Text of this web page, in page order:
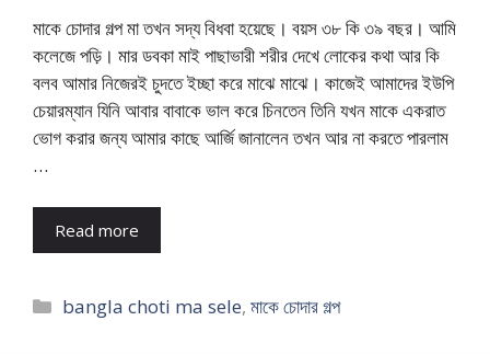
মাকে চোদার গল্প মা তখন সদ্য বিধবা হয়েছে। বয়স ৩৮ কি ৩৯ বছর। আমি
কলেজে পড়ি। মার ডবকা মাই পাছাভারী শরীর দেখে লোকের কথা আর কি
বলব আমার নিজেরই চুদতে ইচ্ছা করে মাঝে মাঝে। কাজেই আমাদের ইউপি
চেয়ারম্যান যিনি আবার বাবাকে ভাল করে চিনতেন তিনি যখন মাকে একরাত
ভোগ করার জন্য আমার কাছে আর্জি জানালেন তখন আর না করতে পারলাম
…
Read more
Categories
bangla choti ma sele,মাকে চোদার গল্প